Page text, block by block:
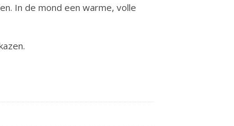
In de mond een warme, volle